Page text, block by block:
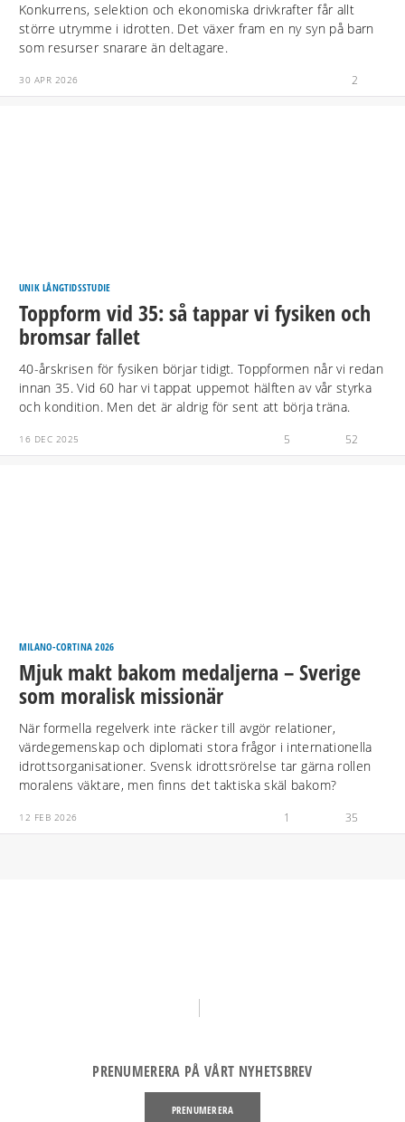
Konkurrens, selektion och ekonomiska drivkrafter får allt
större utrymme i idrotten. Det växer fram en ny syn på barn
som resurser snarare än deltagare.
30 APR 2026 2
UNIK LÅNGTIDSSTUDIE
Toppform vid 35: så tappar vi fysiken och
bromsar fallet
40-årskrisen för fysiken börjar tidigt. Toppformen når vi redan
innan 35. Vid 60 har vi tappat uppemot hälften av vår styrka
och kondition. Men det är aldrig för sent att börja träna.
16 DEC 2025 5 52
MILANO-CORTINA 2026
Mjuk makt bakom medaljerna – Sverige
som moralisk missionär
När formella regelverk inte räcker till avgör relationer,
värdegemenskap och diplomati stora frågor i internationella
idrottsorganisationer. Svensk idrottsrörelse tar gärna rollen
moralens väktare, men finns det taktiska skäl bakom?
12 FEB 2026 1 35
PRENUMERERA PÅ VÅRT NYHETSBREV
PRENUMERERA